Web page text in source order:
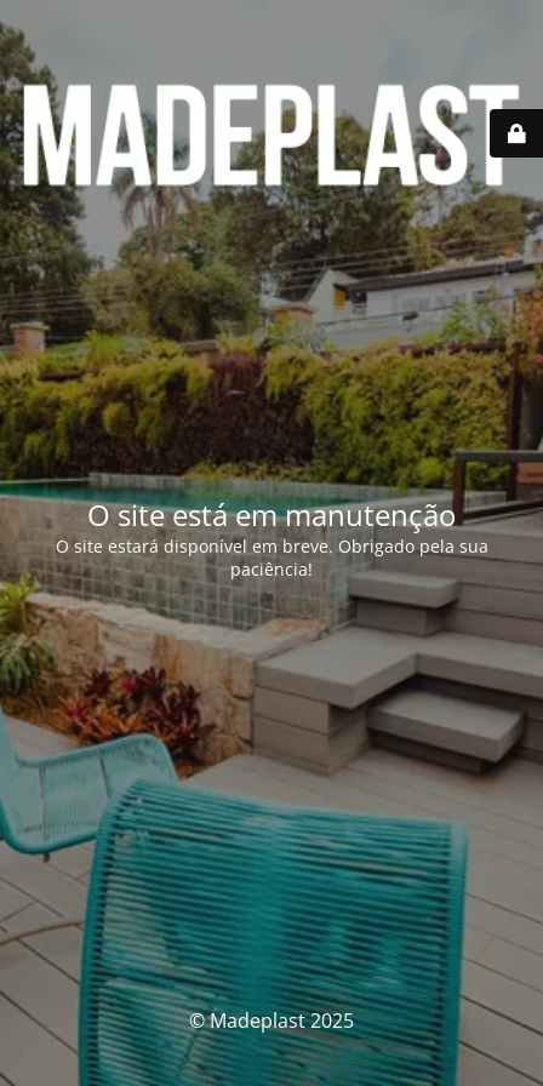
O site está em manutenção
O site estará disponível em breve. Obrigado pela sua
paciência!
© Madeplast 2025